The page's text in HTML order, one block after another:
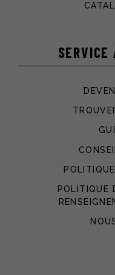
POLITIQUE